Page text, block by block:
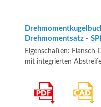
Drehmomentsatz -
Eigenschaften:
mit integrierten